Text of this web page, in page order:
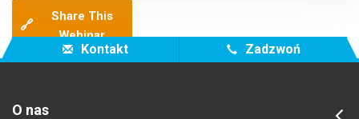
🔗
Share This
Webinar
Kontakt Zadzwoń
O nas